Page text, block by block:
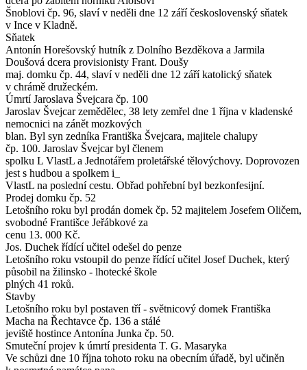
Šnoblovi čp. 96, slaví v neděli dne 12 září československý sňatek
v Ince v Kladně.
Sňatek
Antonín Horešovský hutník z Dolního Bezděkova a Jarmila
Doušová dcera provisionisty Frant. Doušy
maj. domku čp. 44, slaví v neděli dne 12 září katolický sňatek
v chrámě družeckém.
Úmrtí Jaroslava Švejcara čp. 100
Jaroslav Švejcar zemědělec, 38 lety zemřel dne 1 října v kladenské
nemocnici na zánět mozkových
blan. Byl syn zedníka Františka Švejcara, majitele chalupy
čp. 100. Jaroslav Švejcar byl členem
spolku L VlastL a Jednotářem proletářské tělovýchovy. Doprovozen
jest s hudbou a spolkem i_
VlastL na poslední cestu. Obřad pohřební byl bezkonfesijní.
Prodej domku čp. 52
Letošního roku byl prodán domek čp. 52 majitelem Josefem Oličem,
svobodné Františce Jeřábkové za
cenu 13. 000 Kč.
Jos. Duchek řídící učitel odešel do penze
Letošního roku vstoupil do penze řídící učitel Josef Duchek, který
působil na žilinsko - lhotecké škole
plných 41 roků.
Stavby
Letošního roku byl postaven tří - světnicový domek Františka
Macha na Řechtavce čp. 136 a stálé
jeviště hostince Antonína Junka čp. 50.
Smuteční projev k úmrtí presidenta T. G. Masaryka
Ve schůzi dne 10 října tohoto roku na obecním úřadě, byl učiněn